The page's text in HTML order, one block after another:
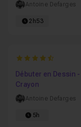
Antoine Defarges
2h53
4.6
Débuter en Dessin
Crayon
Antoine Defarges
5h